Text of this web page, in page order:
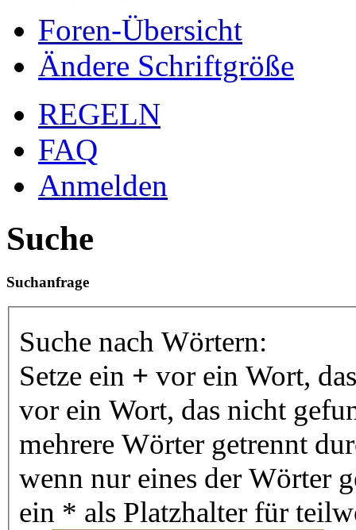
Foren-Übersicht
Ändere Schriftgröße
REGELN
FAQ
Anmelden
Suche
Suchanfrage
Suche nach Wörtern:
Setze ein + vor ein Wort,
vor ein Wort, das nicht
mehrere Wörter getrennt
wenn nur eines der Wörter
ein * als Platzhalter für